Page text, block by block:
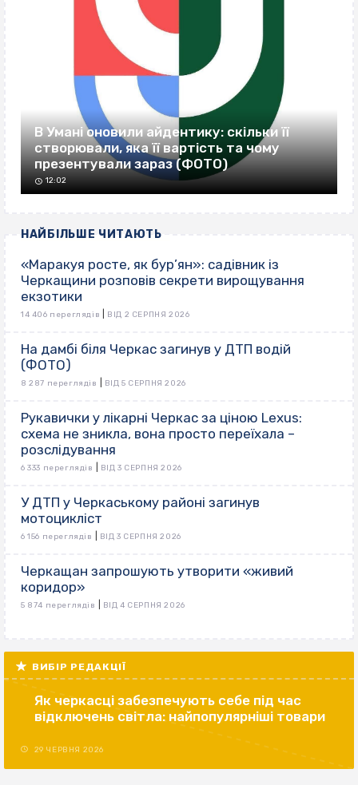
В Умані оновили айдентику: скільки її
створювали, яка її вартість та чому
презентували зараз (ФОТО)
12:02
НАЙБІЛЬШЕ ЧИТАЮТЬ
«Маракуя росте, як бур’ян»: садівник із
Черкащини розповів секрети вирощування
екзотики
14 406 переглядів ВІД 2 СЕРПНЯ 2026
На дамбі біля Черкас загинув у ДТП водій
(ФОТО)
8 287 переглядів ВІД 5 СЕРПНЯ 2026
Рукавички у лікарні Черкас за ціною Lexus:
схема не зникла, вона просто переїхала –
розслідування
6 333 переглядів ВІД 3 СЕРПНЯ 2026
У ДТП у Черкаському районі загинув
мотоцикліст
6 156 переглядів ВІД 3 СЕРПНЯ 2026
Черкащан запрошують утворити «живий
коридор»
5 874 переглядів ВІД 4 СЕРПНЯ 2026
ВИБІР РЕДАКЦІЇ
Як черкасці забезпечують себе під час
відключень світла: найпопулярніші товари
29 ЧЕРВНЯ 2026